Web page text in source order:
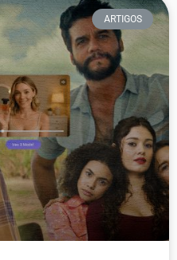
ARTIGOS